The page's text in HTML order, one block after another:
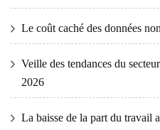
Le coût caché des données
Veille des tendances du
2026
La baisse de la part du travail